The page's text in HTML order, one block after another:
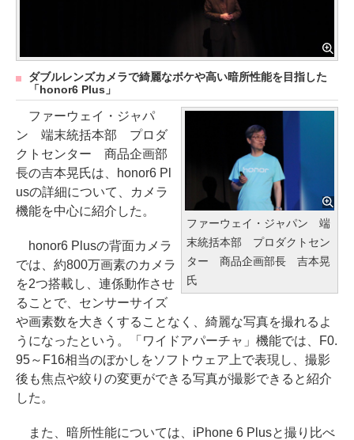
ダブルレンズカメラで綺麗なボケや高い暗所性能を目指した
「honor6 Plus」
ファーウェイ・ジャパン 端
末統括本部 プロダクトセン
ター 商品企画部長 吉本晃
氏
ファーウェイ・ジャパ
ン 端末統括本部 プロダ
クトセンター 商品企画部
長の吉本晃氏は、honor6 Pl
usの詳細について、カメラ
機能を中心に紹介した。
honor6 Plusの背面カメラ
では、約800万画素のカメラ
を2つ搭載し、連係動作させ
ることで、センサーサイズ
や画素数を大きくすることなく、綺麗な写真を撮れるよ
うになったという。「ワイドアパーチャ」機能では、F0.
95～F16相当のぼかしをソフトウェア上で表現し、撮影
後も焦点や絞りの変更ができる写真が撮影できると紹介
した。
また、暗所性能については、iPhone 6 Plusと撮り比べ